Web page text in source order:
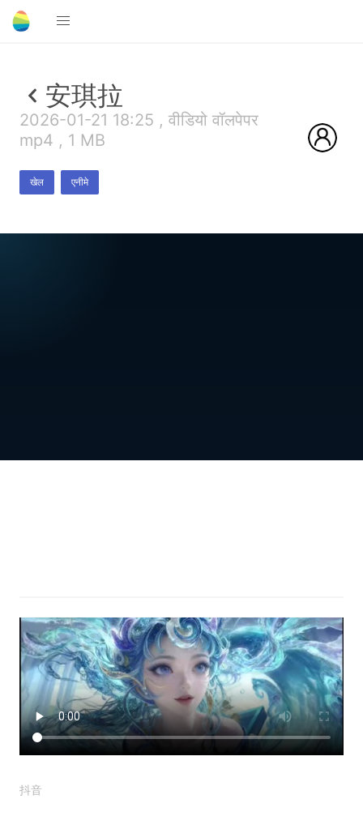
安琪拉
2026-01-21 18:25 , वीडियो वॉलपेपर
mp4 , 1 MB
खेल एनीमे
抖音